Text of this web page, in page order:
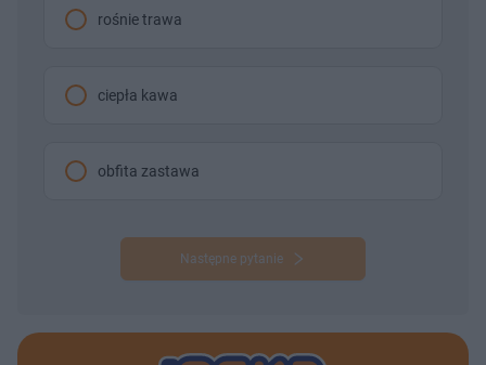
rośnie trawa
ciepła kawa
obfita zastawa
Następne pytanie